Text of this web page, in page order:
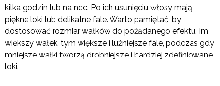
kilka godzin lub na noc. Po ich usunięciu włosy mają
piękne loki lub delikatne fale. Warto pamiętać, by
dostosować rozmiar wałków do pożądanego efektu. Im
większy wałek, tym większe i luźniejsze fale, podczas gdy
mniejsze wałki tworzą drobniejsze i bardziej zdefiniowane
loki.